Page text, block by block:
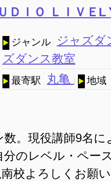
ＤＩＯ ＬＩＶＥL
ジャンル
ジャズ
ズダンス教室
最寄駅 丸亀 地域
。現役講師9名
分のレベル・ペー
校よろしくお願